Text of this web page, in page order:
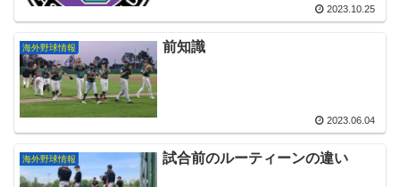
2023.10.25
海外野球情報 前知識
2023.06.04
海外野球情報 試合前のルーティーンの違い